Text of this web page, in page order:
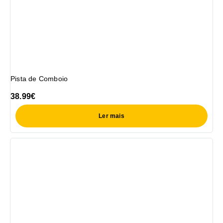
Pista de Comboio
38.99€
Ler mais